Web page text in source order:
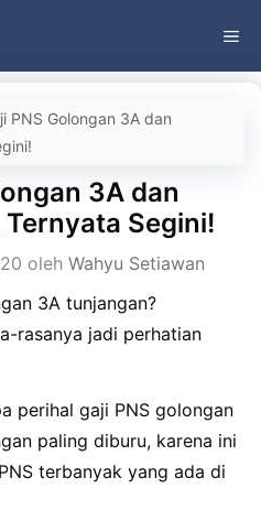
PNS Golongan 3A dan
3A dan
Segini!
oleh Wahyu Setiawan
3A tunjangan?
rasanya jadi perhatian
perihal gaji PNS golongan
paling diburu, karena ini
terbanyak yang ada di